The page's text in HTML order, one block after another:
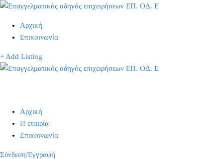
Αρχική
Επικοινωνία
+ Add Listing
Αρχική
Η εταιρία
Επικοινωνία
Σύνδεση/Εγγραφή